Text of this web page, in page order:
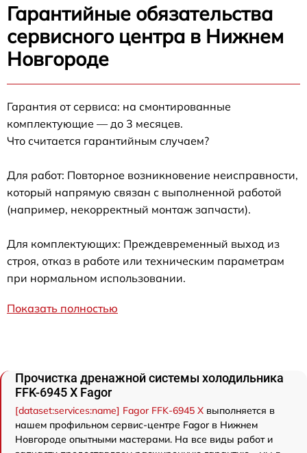
Гарантийные обязательства
сервисного центра в Нижнем
Новгороде
Гарантия от сервиса: на смонтированные
комплектующие — до 3 месяцев.
Что считается гарантийным случаем?
Для работ: Повторное возникновение неисправности,
который напрямую связан с выполненной работой
(например, некорректный монтаж запчасти).
Для комплектующих: Преждевременный выход из
строя, отказ в работе или техническим параметрам
при нормальном использовании.
Показать полностью
Прочистка дренажной системы холодильника
FFK-6945 X Fagor
[dataset:services:name] Fagor FFK-6945 X выполняется в
нашем профильном сервис-центре Fagor в Нижнем
Новгороде опытными мастерами. На все виды работ и